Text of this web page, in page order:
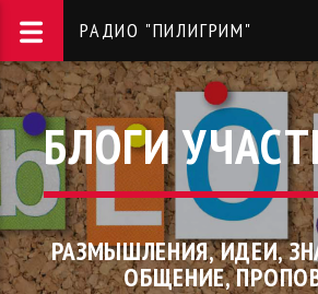
РАДИО "ПИЛИГРИМ"
БЛОГИ
РАЗМЫШЛЕНИЯ, ИДЕИ,
ОБЩЕНИЕ,